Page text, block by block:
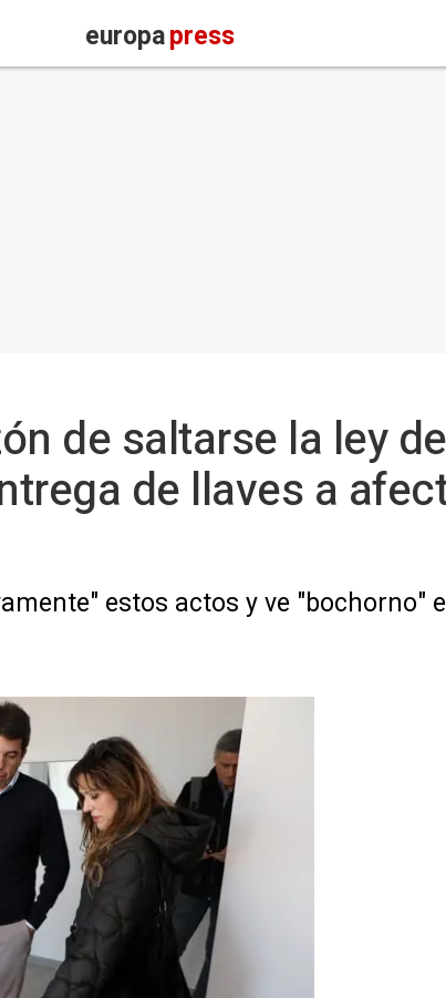
europapress
de saltarse la ley
de llaves a
estos actos y ve "bochorno"